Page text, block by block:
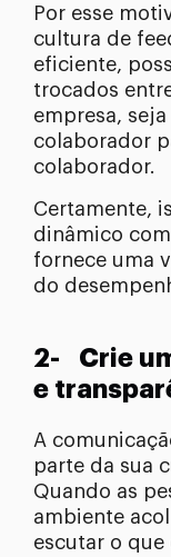
Por esse
cultura de
eficiente,
trocados
empresa,
colaborador
colaborador.
Certamente,
dinâmico
fornece uma
do
2- Crie
e
A
parte da sua
Quando as
ambiente
escutar o que